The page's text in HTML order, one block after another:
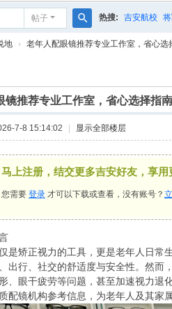
帖子
搜
热搜: 吉安航校
相亲聚会 井冈山
地 › 老年人配眼镜推荐专业工作室，省心选
镜推荐专业工作室，省心选择指南
7-8 15:14:02 显示全部楼层
马上注册，结交更多吉安好友，享
您需要 登录 才可以下载或查看，没有账号？
矫正视力的工具，更是老年人日常生
出行、社交的舒适度与安全性。然而
、眼干疲劳等问题，甚至加速视力退
配镜机构参考信息，为老年人及其家